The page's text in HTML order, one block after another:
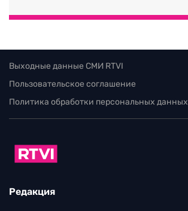
Выходные данные СМИ RTVI
Пользовательское соглашение
Политика обработки персональных данных
Редакция